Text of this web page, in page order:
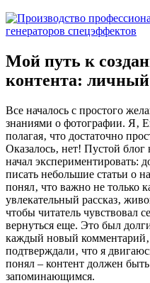
Мой путь к
контента:
Все началось с простого
знаниями о фотографии. Я‚
полагая‚ что достаточно
Оказалось‚ нет! Пустой блог
начал экспериментировать:
писать небольшие статьи о
понял‚ что важно не только
увлекательный рассказ‚
чтобы читатель чувствовал
вернуться еще. Это был
каждый новый комментарий‚
подтверждали‚ что я
понял – контент должен
запоминающимся.